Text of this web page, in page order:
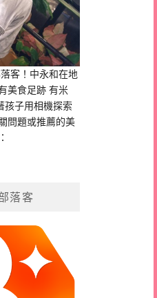
客！中永和在地
美食足跡 有米
孩子用相機探索
問題或推薦的美
落客